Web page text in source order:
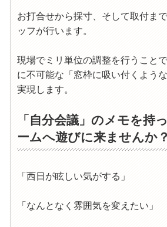
お打合せから採寸、そして取付ま
ッフが行います。
現場でミリ単位の調整を行うこと
に不可能な「窓枠に吸い付くよう
実現します。
「自分会議」のメモを持
ームへ遊びに来ませんか？
「西日が眩しい気がする」
「なんとなく雰囲気を変えたい」